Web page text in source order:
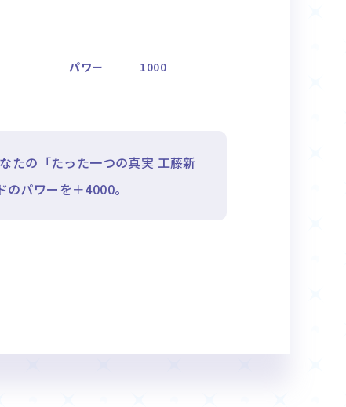
パワー
1000
たの「たった一つの真実 工藤新
パワーを＋4000。